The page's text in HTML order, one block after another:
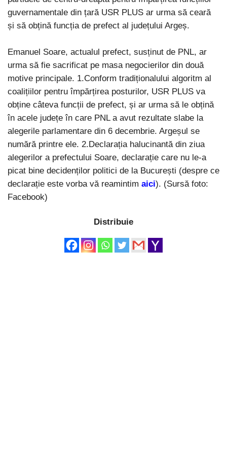
guvernamentale din țară USR PLUS ar urma să ceară
și să obțină funcția de prefect al județului Argeș.
Emanuel Soare, actualul prefect, susținut de PNL, ar
urma să fie sacrificat pe masa negocierilor din două
motive principale. 1.Conform tradiționalului algoritm al
coalițiilor pentru împărțirea posturilor, USR PLUS va
obține câteva funcții de prefect, și ar urma să le obțină
în acele județe în care PNL a avut rezultate slabe la
alegerile parlamentare din 6 decembrie. Argeșul se
numără printre ele. 2.Declarația halucinantă din ziua
alegerilor a prefectului Soare, declarație care nu le-a
picat bine decidenților politici de la București (despre ce
declarație este vorba vă reamintim aici). (Sursă foto:
Facebook)
Distribuie